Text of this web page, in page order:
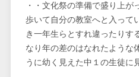
・・文化祭の準備で盛り上が
歩いて自分の教室へと入って
き一年生らとすれ違ったりす
なり年の差のはなれたような
うに幼く見えた中１の生徒に